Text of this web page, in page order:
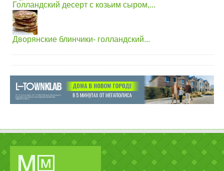
Голландский десерт с козьим сыром,...
Дворянские блинчики- голландский...